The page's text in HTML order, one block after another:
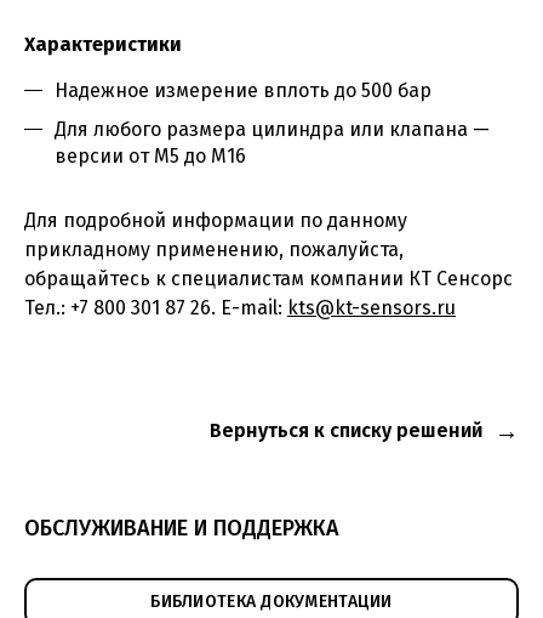
Характеристики
Надежное измерение вплоть до 500 бар
Для любого размера цилиндра или клапана —
версии от M5 до M16
Для подробной информации по данному
прикладному применению, пожалуйста,
обращайтесь к специалистам компании КТ Сенсорс
Тел.: +7 800 301 87 26. E-mail: kts@kt-sensors.ru
Вернуться к списку решений
ОБСЛУЖИВАНИЕ И ПОДДЕРЖКА
БИБЛИОТЕКА ДОКУМЕНТАЦИИ